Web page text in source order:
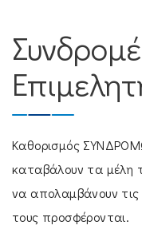
Καθορισμός
καταβάλουν τα μέλη
να απολαμβάνουν
τους προσφέρονται.